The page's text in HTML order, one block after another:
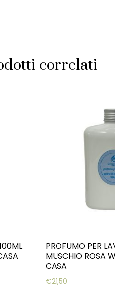
correlati
PROFUMO PER
MUSCHIO ROSA
CASA
€21,50